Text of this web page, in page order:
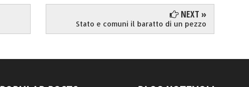
NEXT »
Stato e comuni il baratto di un pezzo